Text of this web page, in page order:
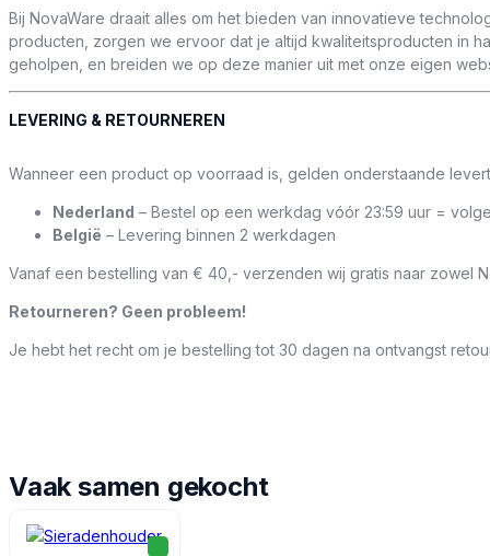
Het sieradenrek heeft compacte afmetingen van 25 x
oorbellenrekje voorkomt rommel en het verlies van uw
Dit sieradenhouder is het perfecte cadeau voor elke
Bij NovaWare draait alles om het bieden van innovatieve
producten, zorgen we ervoor dat je altijd kwaliteitsproducten in
geholpen, en breiden we op deze manier uit met onze eigen
LEVERING & RETOURNEREN
Wanneer een product op voorraad is, gelden onderstaande
Nederland – Bestel op een werkdag vóór 23:59 uur =
België – Levering binnen 2 werkdagen
Vanaf een bestelling van € 40,- verzenden wij gratis naar zowel
Retourneren? Geen probleem!
Je hebt het recht om je bestelling tot 30 dagen na ontvangst
Vaak samen gekocht